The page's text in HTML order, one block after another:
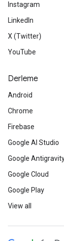
Instagram
LinkedIn
X (Twitter)
YouTube
Derleme
Android
Chrome
Firebase
Google AI Studio
Google
Google Cloud
Google Play
View all